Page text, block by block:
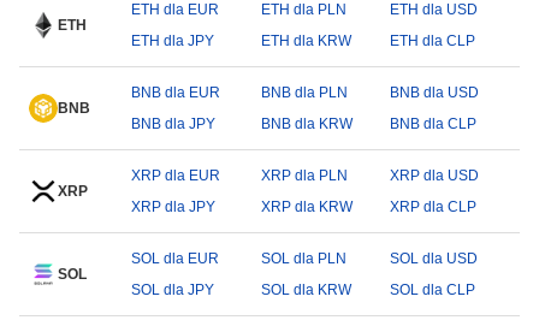
ETH
ETH dla EUR ETH dla PLN
ETH dla USD
ETH dla JPY
ETH dla KRW ETH dla CLP
BNB
BNB dla EUR BNB dla PLN
BNB dla USD
BNB dla JPY
BNB dla KRW BNB dla CLP
XRP
XRP dla EUR XRP dla PLN
XRP dla USD
XRP dla JPY
XRP dla KRW XRP dla CLP
SOL
SOL dla EUR SOL dla PLN
SOL dla USD
SOL dla JPY
SOL dla KRW SOL dla CLP